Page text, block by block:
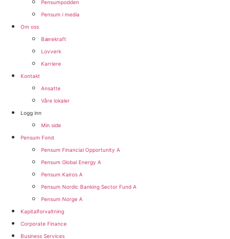
Pensumpodden
Pensum i media
Om oss
Bærekraft
Lovverk
Karriere
Kontakt
Ansatte
Våre lokaler
Logg inn
Min side
Pensum Fond
Pensum Financial Opportunity A
Pensum Global Energy A
Pensum Kairos A
Pensum Nordic Banking Sector Fund A​
Pensum Norge A​
Kapitalforvaltning
Corporate Finance
Business Services